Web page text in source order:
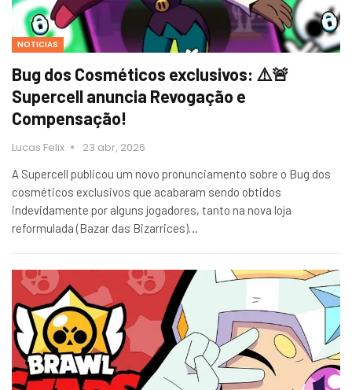
NOTICIAS
Bug dos Cosméticos exclusivos: ⚠️🚨
Supercell anuncia Revogação e
Compensação!
Lucas Felix 23 abr, 2026
A Supercell publicou um novo pronunciamento sobre o Bug dos
cosméticos exclusivos que acabaram sendo obtidos
indevidamente por alguns jogadores, tanto na nova loja
reformulada (Bazar das Bizarrices)…